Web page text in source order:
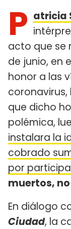
P atricia
acto que se
de junio, en
honor a las
que dicho
polémica,
instalara la
cobrado
por
muertos,
En diálogo
Ciudad, la